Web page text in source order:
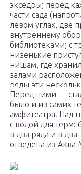
экседры; перед
части сада
левом углах, две
внутреннему
библиотеками; с
низенькие
нишам, где
залами
ряды эти
Перед ними —
было и из самих
амфитеатра. Над
с водой для
в два ряда и в два
отведена из Аква